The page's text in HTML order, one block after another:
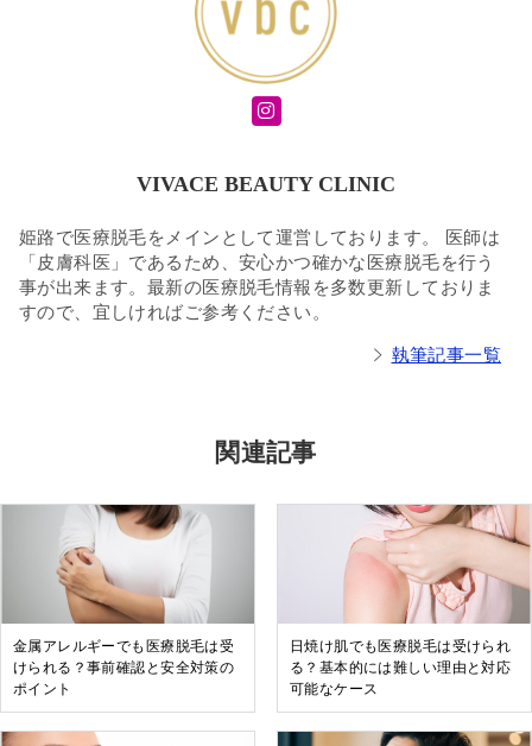
VIVACE BEAUTY CLINIC
姫路で医療脱毛をメインとして運営しております。 医師は
「皮膚科医」であるため、安心かつ確かな医療脱毛を行う
事が出来ます。最新の医療脱毛情報を多数更新しておりま
すので、宜しければご参考ください。
執筆記事一覧
関連記事
金属アレルギーでも医療脱毛は受
けられる？事前確認と安全対策の
ポイント
日焼け肌でも医療脱毛は受けられ
る？基本的には難しい理由と対応
可能なケース